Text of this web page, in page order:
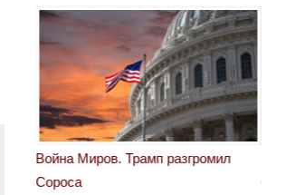
Война Миров. Трамп разгромил
Сороса